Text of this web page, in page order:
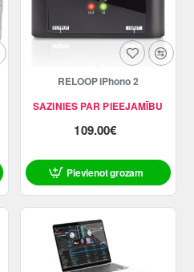
SAZINIES PAR PIEEJAMĪBU
RELOOP iPhono 2
109.00€
Pievienot grozam